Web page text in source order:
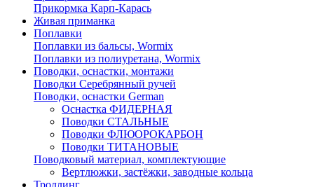
Прикормка Карп-Карась
Живая приманка
Поплавки
Поплавки из бальсы, Wormix
Поплавки из полиуретана, Wormix
Поводки, оснастки, монтажи
Поводки Серебрянный ручей
Поводки, оснастки German
Оснастка ФИДЕРНАЯ
Поводки СТАЛЬНЫЕ
Поводки ФЛЮОРОКАРБОН
Поводки ТИТАНОВЫЕ
Поводковый материал, комплектующие
Вертлюжки, застёжки, заводные кольца
Троллинг